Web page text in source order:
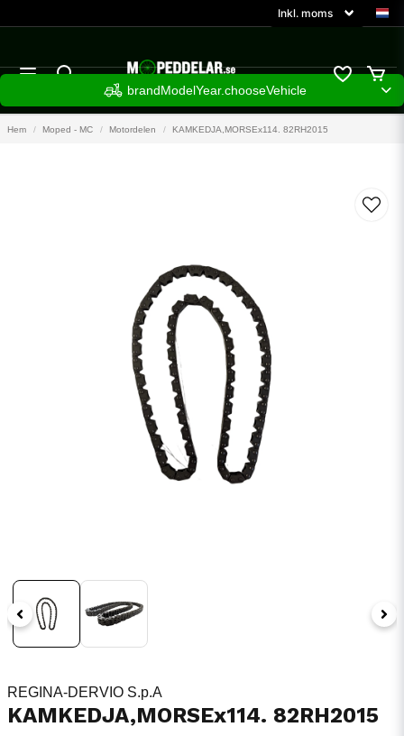
brandModelYear.chooseVehicle
Hem Moped - MC Motordelen KAMKEDJA,MORSEx114. 82RH2015
REGINA-DERVIO S.p.A
KAMKEDJA,MORSEx114. 82RH2015